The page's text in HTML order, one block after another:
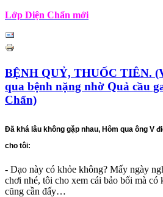
Lớp Diện Chẩn mới
BỆNH QUỶ, THUỐC TIÊN.
qua bệnh nặng nhờ Quả cầu
Chẩn)
Đã khá lâu không gặp nhau, Hôm qua ông V
cho tôi:
- Dạo này có khỏe không? Mấy ngày
chơi nhé, tôi cho xem cái bảo bối mà có
cũng cần đấy…